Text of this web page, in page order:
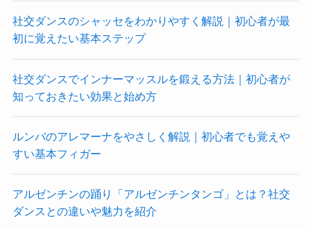
社交ダンスのシャッセをわかりやすく解説｜初心者が最
初に覚えたい基本ステップ
社交ダンスでインナーマッスルを鍛える方法｜初心者が
知っておきたい効果と始め方
ルンバのアレマーナをやさしく解説｜初心者でも覚えや
すい基本フィガー
アルゼンチンの踊り「アルゼンチンタンゴ」とは？社交
ダンスとの違いや魅力を紹介